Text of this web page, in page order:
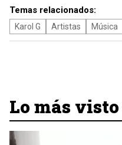
Temas relacionados:
Karol G Artistas Música
Lo más visto